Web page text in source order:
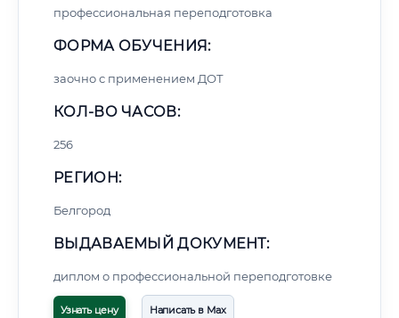
профессиональная переподготовка
ФОРМА ОБУЧЕНИЯ:
заочно с применением ДОТ
КОЛ-ВО ЧАСОВ:
256
РЕГИОН:
Белгород
ВЫДАВАЕМЫЙ ДОКУМЕНТ:
диплом о профессиональной переподготовке
Узнать цену Написать в Max